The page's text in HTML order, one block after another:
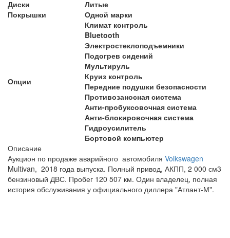
Диски
Литые
Покрышки
Одной марки
Опции
Климат контроль
Bluetooth
Электростеклоподъемники
Подогрев сидений
Мультируль
Круиз контроль
Передние подушки безопасности
Противозаносная система
Анти-пробуксовочная система
Анти-блокировочная система
Гидроусилитель
Бортовой компьютер
Описание
Аукцион по продаже аварийного автомобиля Volkswagen
Multivan, 2018 года выпуска. Полный привод, АКПП, 2 000 см3
бензиновый ДВС. Пробег 120 507 км. Один владелец, полная
история обслуживания у официального диллера "Атлант-М".